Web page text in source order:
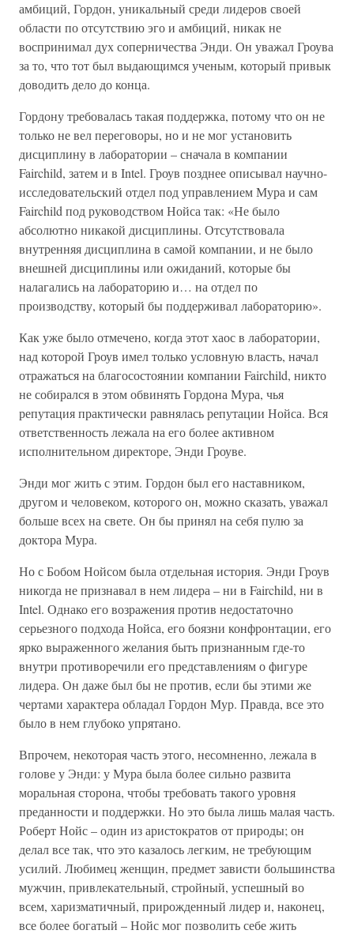
амбиций, Гордон, уникальный среди лидеров своей
области по отсутствию эго и амбиций, никак не
воспринимал дух соперничества Энди. Он уважал Гроува
за то, что тот был выдающимся ученым, который привык
доводить дело до конца.
Гордону требовалась такая поддержка, потому что он не
только не вел переговоры, но и не мог установить
дисциплину в лаборатории – сначала в компании
Fairchild, затем и в Intel. Гроув позднее описывал научно-
исследовательский отдел под управлением Мура и сам
Fairchild под руководством Нойса так: «Не было
абсолютно никакой дисциплины. Отсутствовала
внутренняя дисциплина в самой компании, и не было
внешней дисциплины или ожиданий, которые бы
налагались на лабораторию и… на отдел по
производству, который бы поддерживал лабораторию».
Как уже было отмечено, когда этот хаос в лаборатории,
над которой Гроув имел только условную власть, начал
отражаться на благосостоянии компании Fairchild, никто
не собирался в этом обвинять Гордона Мура, чья
репутация практически равнялась репутации Нойса. Вся
ответственность лежала на его более активном
исполнительном директоре, Энди Гроуве.
Энди мог жить с этим. Гордон был его наставником,
другом и человеком, которого он, можно сказать, уважал
больше всех на свете. Он бы принял на себя пулю за
доктора Мура.
Но с Бобом Нойсом была отдельная история. Энди Гроув
никогда не признавал в нем лидера – ни в Fairchild, ни в
Intel. Однако его возражения против недостаточно
серьезного подхода Нойса, его боязни конфронтации, его
ярко выраженного желания быть признанным где-то
внутри противоречили его представлениям о фигуре
лидера. Он даже был бы не против, если бы этими же
чертами характера обладал Гордон Мур. Правда, все это
было в нем глубоко упрятано.
Впрочем, некоторая часть этого, несомненно, лежала в
голове у Энди: у Мура была более сильно развита
моральная сторона, чтобы требовать такого уровня
преданности и поддержки. Но это была лишь малая часть.
Роберт Нойс – один из аристократов от природы; он
делал все так, что это казалось легким, не требующим
усилий. Любимец женщин, предмет зависти большинства
мужчин, привлекательный, стройный, успешный во
всем, харизматичный, прирожденный лидер и, наконец,
все более богатый – Нойс мог позволить себе жить